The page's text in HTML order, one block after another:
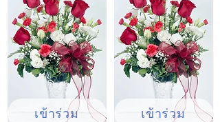
เข้าร่วม เข้าร่วม